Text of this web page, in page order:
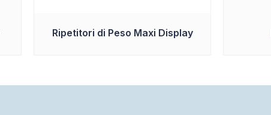
Ripetitori di Peso Maxi Display